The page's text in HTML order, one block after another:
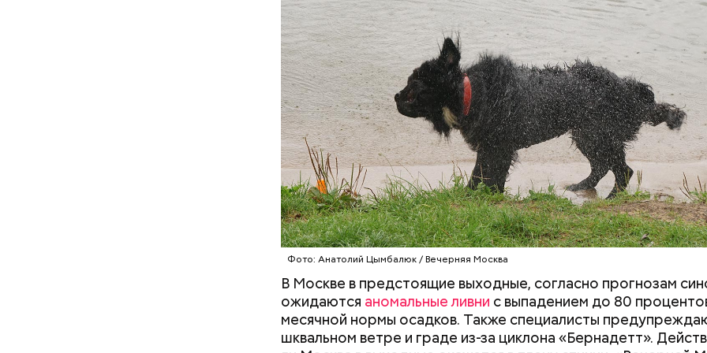
Фото: Анатолий Цымбалюк / Вечерняя Москва
В Москве в предстоящие выходные, согласно прогнозам
ожидаются аномальные ливни с выпадением до 80
месячной нормы осадков. Также специалисты
шквальном ветре и граде из-за циклона «Бернадетт».
Стенды позволяют мгновенно определять скорость
средства и выявлять электровелосипеды, характеристики
соответствуют параметрам мопедов и мотоциклов,
Можно ли
курьерам на
по пешеходным
Сезон проката
нового ждет
2026 году